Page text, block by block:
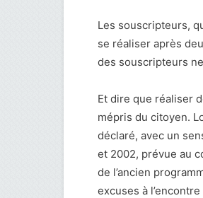
Les souscripteurs,
se réaliser après
des souscripteurs
Et dire que réaliser
mépris du citoyen.
déclaré, avec un
et 2002, prévue au
de l’ancien
excuses à